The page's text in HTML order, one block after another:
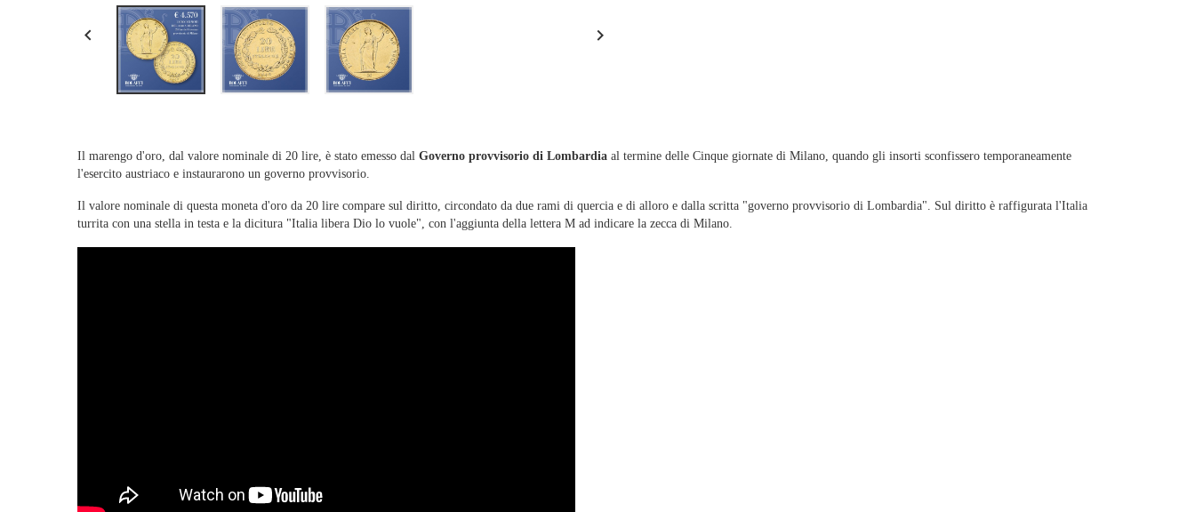
 
Il marengo d'oro, dal valore nominale di 20 lire, è stato emesso dal Governo provvisorio di Lombardia al termine delle Cinque giornate di Milano, quando gli insorti sconfissero temporaneamente
l'esercito austriaco e instaurarono un governo provvisorio.
Il valore nominale di questa moneta d'oro da 20 lire compare sul diritto, circondato da due rami di quercia e di alloro e dalla scritta "governo provvisorio di Lombardia". Sul diritto è raffigurata l'Italia
turrita con una stella in testa e la dicitura "Italia libera Dio lo vuole", con l'aggiunta della lettera M ad indicare la zecca di Milano.